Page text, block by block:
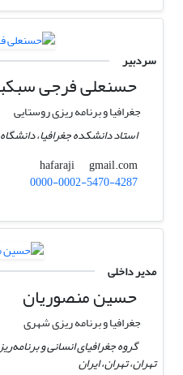
سردبیر
حسنعلی فرجی
جغرافیا و برنامه ریزی روستایی
استاد دانشکده جغرافیا،
hafaraji
gmail.com
0000-0002-5470-4287
مدیر داخلی
حسین منصوریان
جغرافیا و برنامه ریزی شهری
گروه جغرافیای انسانی و
تهران، تهران، ایران